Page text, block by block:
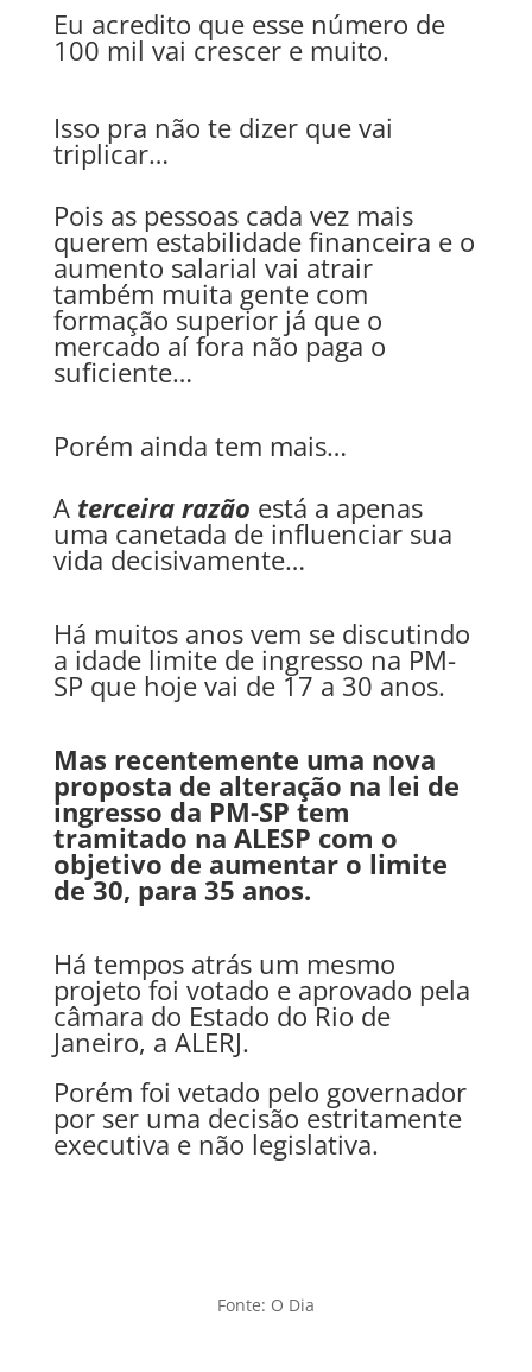
Eu acredito que esse número de
100 mil vai crescer e muito.
Isso pra não te dizer que vai
triplicar…
Pois as pessoas cada vez mais
querem estabilidade financeira e o
aumento salarial vai atrair
também muita gente com
formação superior já que o
mercado aí fora não paga o
suficiente…
Porém ainda tem mais…
A terceira razão está a apenas
uma canetada de influenciar sua
vida decisivamente…
Há muitos anos vem se discutindo
a idade limite de ingresso na PM-
SP que hoje vai de 17 a 30 anos.
Mas recentemente uma nova
proposta de alteração na lei de
ingresso da PM-SP tem
tramitado na ALESP com o
objetivo de aumentar o limite
de 30, para 35 anos.
Há tempos atrás um mesmo
projeto foi votado e aprovado pela
câmara do Estado do Rio de
Janeiro, a ALERJ.
Porém foi vetado pelo governador
por ser uma decisão estritamente
executiva e não legislativa.
Fonte: O Dia